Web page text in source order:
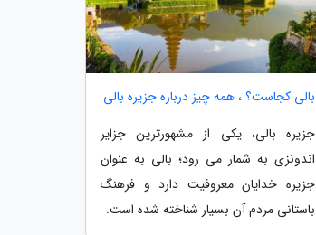
بالی کجاست؟ ، همه چیز درباره جزیره بالی
جزیره بالی، یکی از مشهورترین جزایر
اندونزی به شمار می رود؛ بالی به عنوان
جزیره خدایان معروفیت دارد و فرهنگ
باستانی مردم آن بسیار شناخته شده است.